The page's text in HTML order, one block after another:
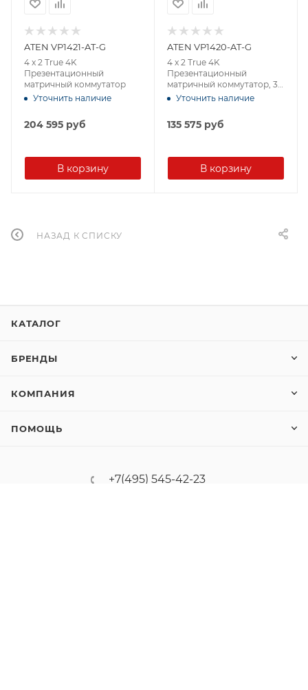
ATEN VP1421-AT-G
4 x 2 True 4K
Презентационный
матричный коммутатор
Уточнить наличие
204 595 руб
В корзину
ATEN VP1420-AT-G
4 x 2 True 4K
Презентационный
матричный коммутатор, 3
входа HDMI и 1 VGA, 2
Уточнить наличие
135 575 руб
В корзину
НАЗАД К СПИСКУ
КАТАЛОГ
БРЕНДЫ
КОМПАНИЯ
ПОМОЩЬ
+7(495) 545-42-23